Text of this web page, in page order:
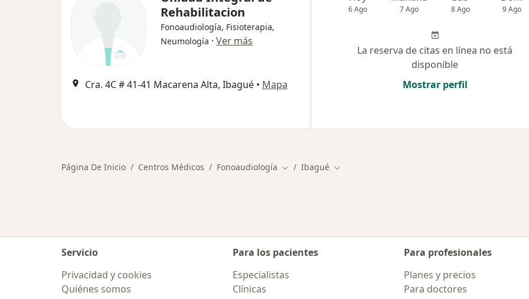
Rehabilitacion
Fonoaudiología, Fisioterapia,
Neumología · Ver más
Cra. 4C # 41-41 Macarena Alta, Ibagué • Mapa
6 Ago 7 Ago 8 Ago 9 Ago
La reserva de citas en línea no está
disponible
Mostrar perfil
Página De Inicio Centros Médicos Fonoaudiología Cambiar de ciudad
Ibagué Cambiar de ciudad
Servicio
Privacidad y cookies
Quiénes somos
Para los pacientes
Especialistas
Clínicas
Para profesionales
Planes y precios
Para doctores